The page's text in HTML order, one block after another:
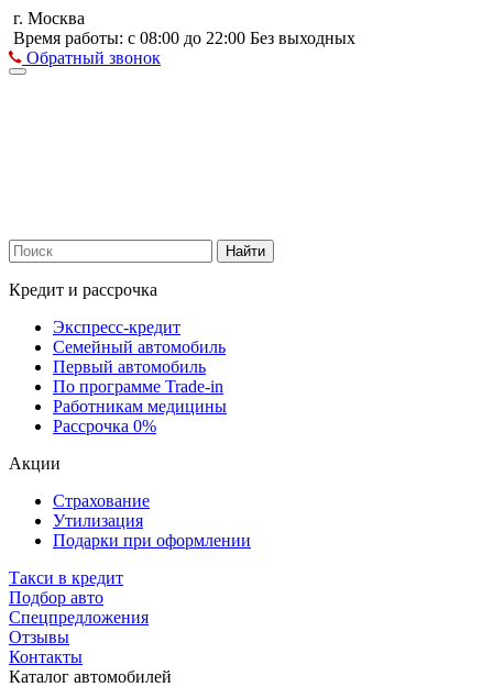
г. Москва
Время работы: с 08:00 до 22:00 Без выходных
Обратный звонок
Найти
Кредит и рассрочка
Экспресс-кредит
Семейный автомобиль
Первый автомобиль
По программе Trade-in
Работникам медицины
Рассрочка 0%
Акции
Страхование
Утилизация
Подарки при оформлении
Такси в кредит
Подбор авто
Спецпредложения
Отзывы
Контакты
Каталог автомобилей